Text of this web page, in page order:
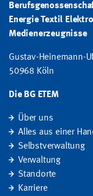
Energie Textil Elektro
Medienerzeugnisse
Gustav-Heinemann-
50968 Köln
Die BG ETEM
Über uns
Alles aus einer
Selbstverwaltung
Verwaltung
Standorte
Karriere